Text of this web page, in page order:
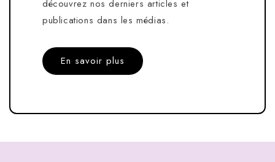
découvrez nos derniers articles et
publications dans les médias.
En savoir plus